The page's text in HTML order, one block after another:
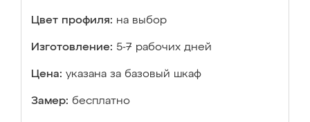
Цвет профиля: на выбор
Изготовление: 5-7 рабочих дней
Цена: указана за базовый шкаф
Замер: бесплатно